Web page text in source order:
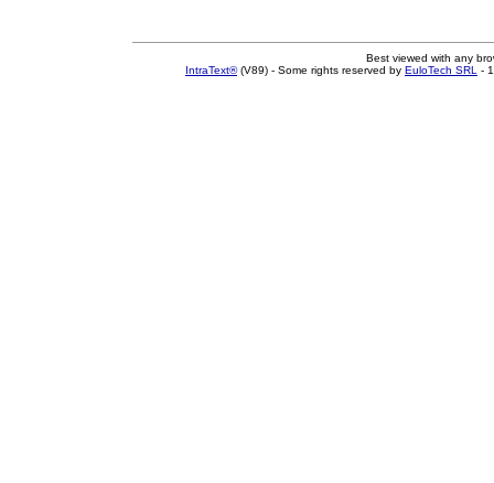
Best viewed with any
IntraText®(V89) - Some rights reserved by EuloTech SRL -